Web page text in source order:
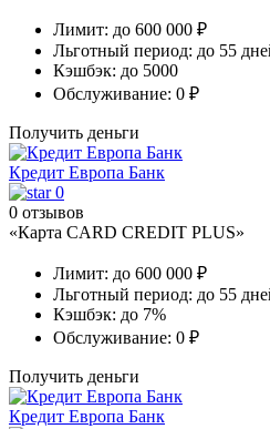
Лимит: до 600 000 ₽
Льготный период: до 55
Кэшбэк: до 5000
Обслуживание: 0 ₽
Получить деньги
Кредит Европа Банк
0
0 отзывов
«Карта CARD CREDIT PLUS»
Лимит: до 600 000 ₽
Льготный период: до 55
Кэшбэк: до 7%
Обслуживание: 0 ₽
Получить деньги
Кредит Европа Банк